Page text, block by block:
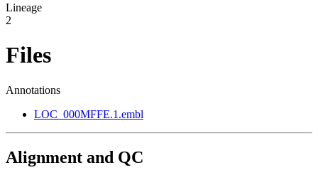
Lineage
2
Files
Annotations
LOC_000MFFE.1.embl
Alignment and QC